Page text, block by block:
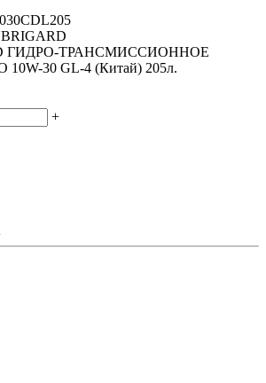
ГИДРО-ТРАНСМИССИОННОЕ
10W-30 GL-4 (Китай) 205л.
+